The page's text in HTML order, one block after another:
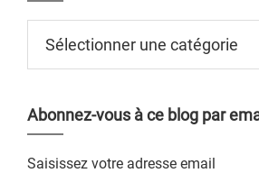
Abonnez-vous à ce blog par
Saisissez votre adresse email